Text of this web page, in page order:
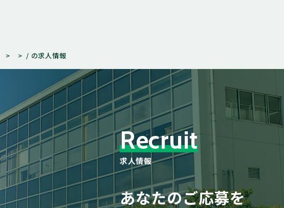
/ の求人情報
Recruit
求人情報
あなたのご応募を